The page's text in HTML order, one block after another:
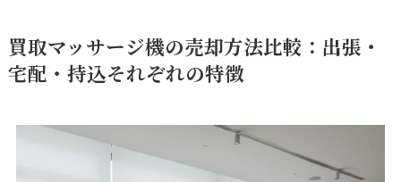
買取マッサージ機の売却方法比較：出張・
宅配・持込それぞれの特徴